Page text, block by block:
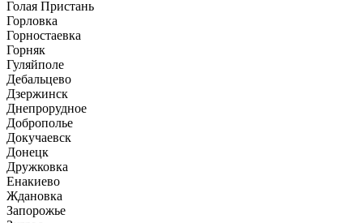
Голая Пристань
Горловка
Горностаевка
Горняк
Гуляйполе
Дебальцево
Дзержинск
Днепрорудное
Доброполье
Докучаевск
Донецк
Дружковка
Енакиево
Ждановка
Запорожье